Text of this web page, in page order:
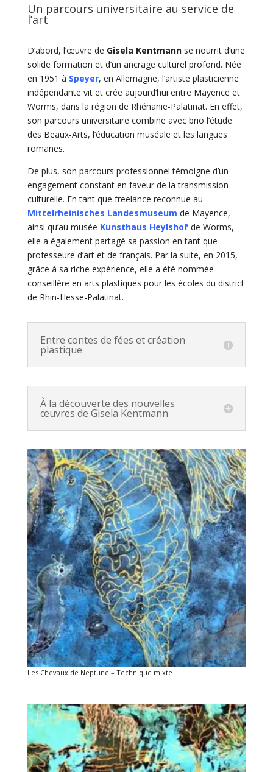
Un parcours universitaire au service de
l’art
D’abord, l’œuvre de Gisela Kentmannse nourrit d’une
solide formation et d’un ancrage culturel profond. Née
en 1951 à Speyer, en Allemagne, l’artiste plasticienne
indépendante vit et crée aujourd’hui entre Mayence et
Worms, dans la région de Rhénanie-Palatinat. En effet,
son parcours universitaire combine avec brio l’étude
des Beaux-Arts, l’éducation muséale et les langues
romanes.
De plus, son parcours professionnel témoigne d’un
engagement constant en faveur de la transmission
culturelle. En tant que freelance reconnue au
Mittelrheinisches Landesmuseum de Mayence,
ainsi qu’au musée Kunsthaus Heylshofde Worms,
elle a également partagé sa passion en tant que
professeure d’art et de français. Par la suite, en 2015,
grâce à sa riche expérience, elle a été nommée
conseillère en arts plastiques pour les écoles du district
de Rhin-Hesse-Palatinat.
Entre contes de fées et création
plastique
À la découverte des nouvelles
œuvres de Gisela Kentmann
Les Chevaux de Neptune – Technique mixte